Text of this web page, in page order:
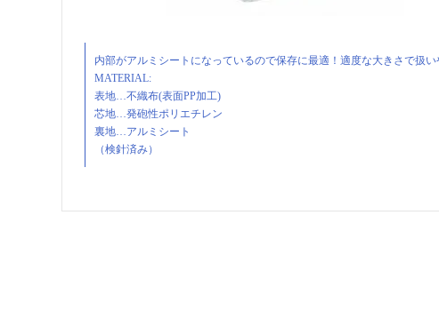
内部がアルミシートになっているので保存に最適！適度な大きさで扱い
MATERIAL:
表地…不織布(表面PP加工)
芯地…発砲性ポリエチレン
裏地…アルミシート
（検針済み）